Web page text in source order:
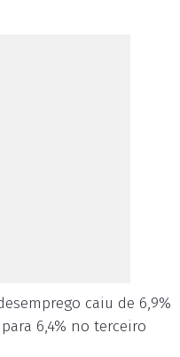
caiu de 6,9%
6,4% no terceiro